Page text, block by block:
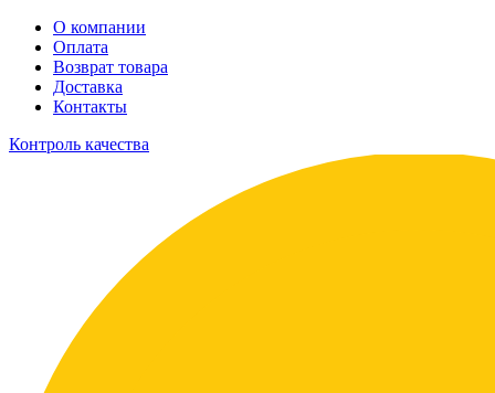
О компании
Оплата
Возврат товара
Доставка
Контакты
Контроль качества